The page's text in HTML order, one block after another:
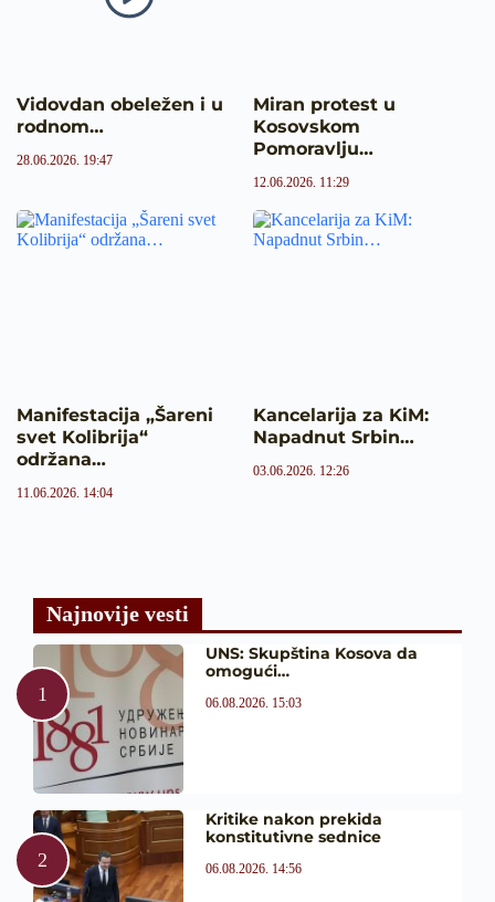
Vidovdan obeležen i u
rodnom…
28.06.2026. 19:47
Miran protest u
Kosovskom
Pomoravlju…
12.06.2026. 11:29
Manifestacija „Šareni
svet Kolibrija“
održana…
11.06.2026. 14:04
Kancelarija za KiM:
Napadnut Srbin…
03.06.2026. 12:26
Najnovije vesti
UNS: Skupština Kosova da
omogući…
06.08.2026. 15:03
Kritike nakon prekida
konstitutivne sednice
06.08.2026. 14:56